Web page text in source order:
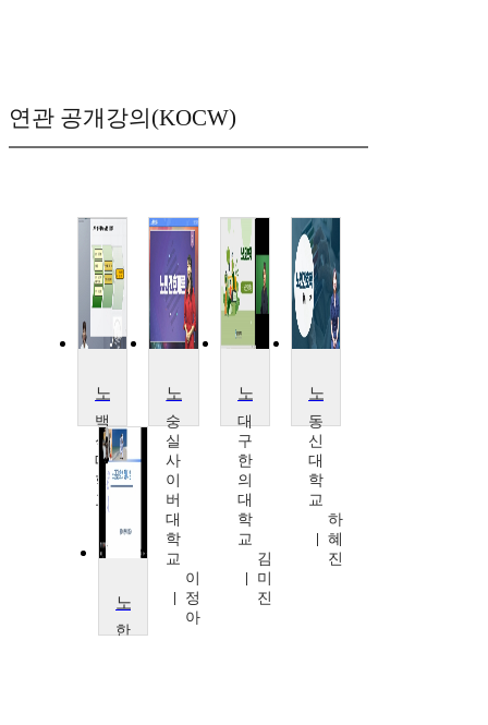
연관 공개강의(KOCW)
백
석
대
학
교
성
숭
실
사
이
버
대
학
교
이
정
아
대
구
한
의
대
학
교
김
미
진
동
신
대
학
교
하
혜
진
한